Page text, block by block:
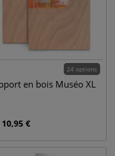
24 options
en bois Muséo XL
10,95 €